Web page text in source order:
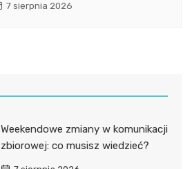
7 sierpnia 2026
Weekendowe zmiany w komunikacji
zbiorowej: co musisz wiedzieć?